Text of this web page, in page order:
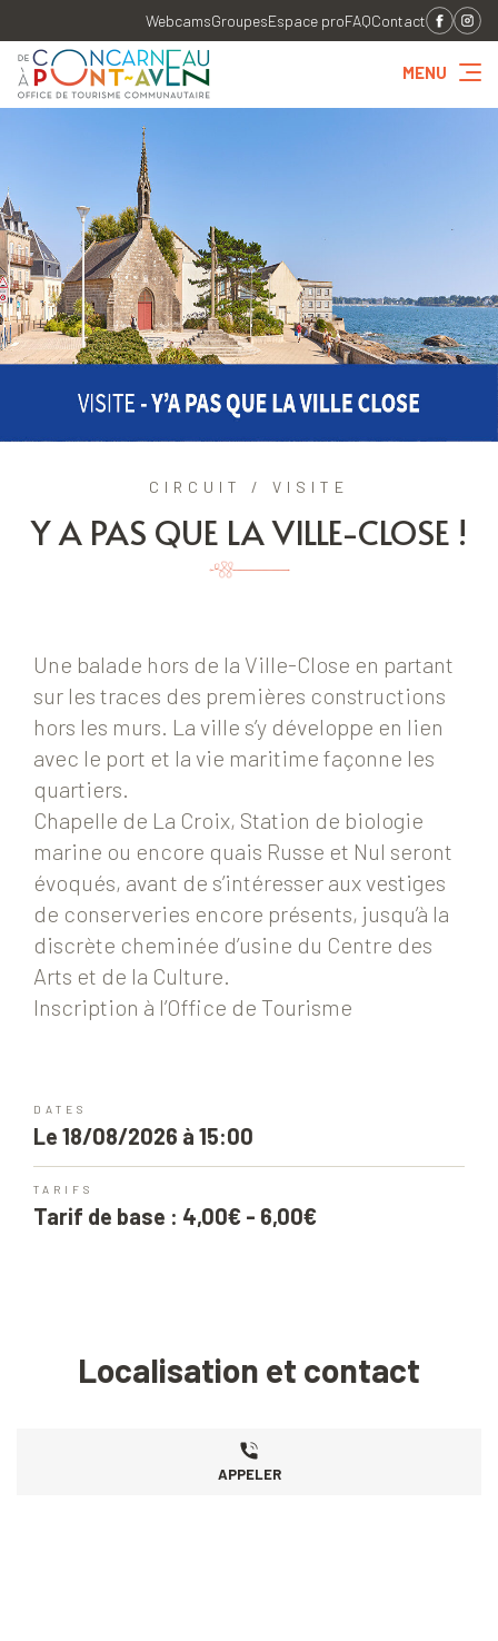
WebcamsGroupesEspace proFAQContact
MENU
CIRCUIT / VISITE
Y A PAS QUE LA VILLE-CLOSE !
Une balade hors de la Ville-Close en partant
sur les traces des premières constructions
hors les murs. La ville s’y développe en lien
avec le port et la vie maritime façonne les
quartiers.
Chapelle de La Croix, Station de biologie
marine ou encore quais Russe et Nul seront
évoqués, avant de s’intéresser aux vestiges
de conserveries encore présents, jusqu’à la
discrète cheminée d’usine du Centre des
Arts et de la Culture.
Inscription à l’Office de Tourisme
DATES
Le 18/08/2026 à 15:00
TARIFS
Tarif de base : 4,00€ - 6,00€
Localisation et contact
APPELER